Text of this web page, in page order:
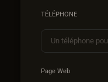
TÉLÉPHONE
Page Web